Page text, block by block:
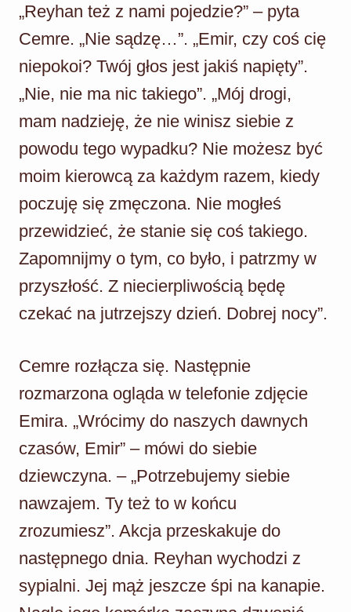
„Reyhan też z nami pojedzie?” – pyta
Cemre. „Nie sądzę…”. „Emir, czy coś cię
niepokoi? Twój głos jest jakiś napięty”.
„Nie, nie ma nic takiego”. „Mój drogi,
mam nadzieję, że nie winisz siebie z
powodu tego wypadku? Nie możesz być
moim kierowcą za każdym razem, kiedy
poczuję się zmęczona. Nie mogłeś
przewidzieć, że stanie się coś takiego.
Zapomnijmy o tym, co było, i patrzmy w
przyszłość. Z niecierpliwością będę
czekać na jutrzejszy dzień. Dobrej nocy”.
Cemre rozłącza się. Następnie
rozmarzona ogląda w telefonie zdjęcie
Emira. „Wrócimy do naszych dawnych
czasów, Emir” – mówi do siebie
dziewczyna. – „Potrzebujemy siebie
nawzajem. Ty też to w końcu
zrozumiesz”. Akcja przeskakuje do
następnego dnia. Reyhan wychodzi z
sypialni. Jej mąż jeszcze śpi na kanapie.